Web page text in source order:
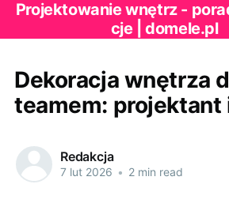
Projektowanie wnętrz -
cje | domele.pl
Dekoracja wnętrza
teamem: projektant
Redakcja
7 lut 2026 • 2 min read